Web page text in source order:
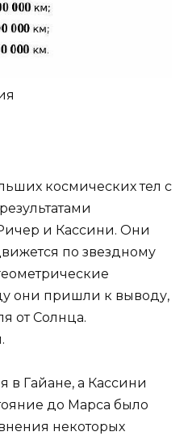
космических тел с
и Кассини. Они
по звездному
они пришли к выводу,
от Солнца.
в Гайане, а Кассини
до Марса было
некоторых